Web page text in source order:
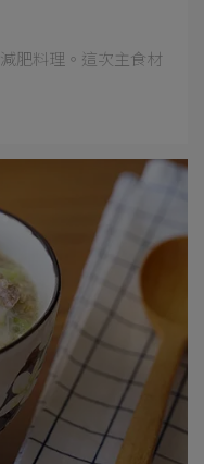
肥料理。這次主食材